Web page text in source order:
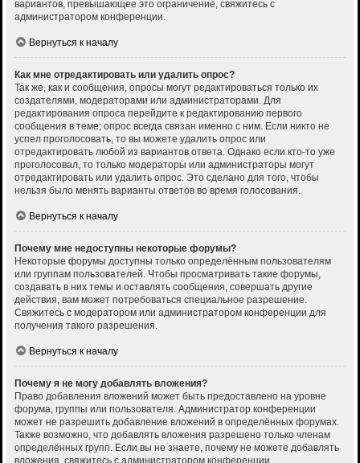
вариантов, превышающее это ограничение, свяжитесь с
администратором конференции.
Вернуться к началу
Как мне отредактировать или удалить опрос?
Так же, как и сообщения, опросы могут редактироваться только их
создателями, модераторами или администраторами. Для
редактирования опроса перейдите к редактированию первого
сообщения в теме; опрос всегда связан именно с ним. Если никто не
успел проголосовать, то вы можете удалить опрос или
отредактировать любой из вариантов ответа. Однако если кто-то уже
проголосовал, то только модераторы или администраторы могут
отредактировать или удалить опрос. Это сделано для того, чтобы
нельзя было менять варианты ответов во время голосования.
Вернуться к началу
Почему мне недоступны некоторые форумы?
Некоторые форумы доступны только определённым пользователям
или группам пользователей. Чтобы просматривать такие форумы,
создавать в них темы и оставлять сообщения, совершать другие
действия, вам может потребоваться специальное разрешение.
Свяжитесь с модератором или администратором конференции для
получения такого разрешения.
Вернуться к началу
Почему я не могу добавлять вложения?
Право добавления вложений может быть предоставлено на уровне
форума, группы или пользователя. Администратор конференции
может не разрешить добавление вложений в определённых форумах.
Также возможно, что добавлять вложения разрешено только членам
определённых групп. Если вы не знаете, почему не можете добавлять
вложения, свяжитесь с администратором конференции.